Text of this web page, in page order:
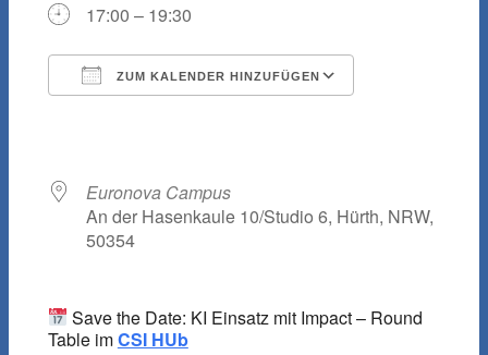
17:00 – 19:30
ZUM KALENDER HINZUFÜGEN
Euronova Campus
An der Hasenkaule 10/Studio 6, Hürth, NRW,
50354
Save the Date: KI Einsatz mit Impact – Round
Table imCSI HUb